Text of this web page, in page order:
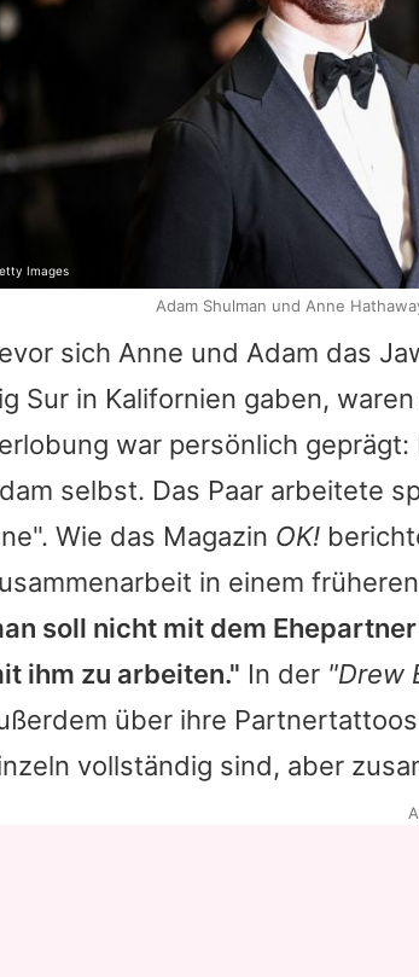
sich Anne und Adam das
Sur in Kalifornien gaben,
war persönlich
selbst. Das Paar arbeitete
Wie das Magazin OK!
in einem
soll nicht mit dem
ihm zu arbeiten." In der "Drew
über ihre
vollständig sind, aber
Images
Adam Shulman und Anne